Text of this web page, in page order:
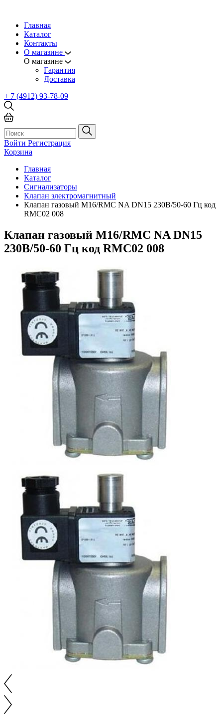
Главная
Каталог
Контакты
О магазине
О магазине
Гарантия
Доставка
+ 7 (4912) 93-78-09
Войти Регистрация
Корзина
Главная
Каталог
Сигнализаторы
Клапан злектромагнитный
Клапан газовый М16/RMC NA DN15 230В/50-60 Гц код
RMC02 008
Клапан газовый М16/RMC NA DN15
230В/50-60 Гц код RMC02 008